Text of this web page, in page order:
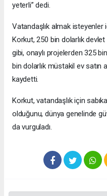
yeterli” dedi.
Vatandaşlık almak isteyenler
Korkut, 250 bin dolarlık
gibi, onaylı projelerden 325
bin dolarlık müstakil ev satın
kaydetti.
Korkut, vatandaşlık için
olduğunu, dünya genelinde
da vurguladı.